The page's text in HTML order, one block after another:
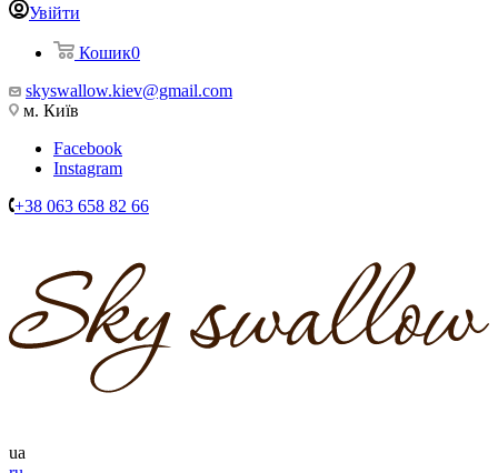
Увійти
Кошик0
skyswallow.kiev@gmail.com
м. Київ
Facebook
Instagram
+38 063 658 82 66
ua